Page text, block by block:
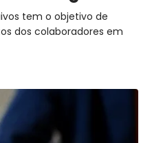
tem o objetivo de
dos colaboradores em